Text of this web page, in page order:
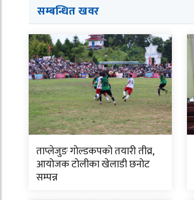
सम्बन्धित खवर
ताप्लेजुङ गोल्डकपको तयारी तीव्र,
आयोजक टोलीका खेलाडी छनोट
सम्पन्न